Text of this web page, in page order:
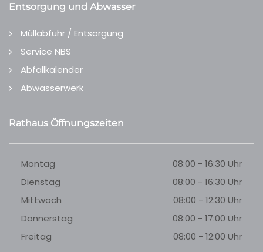
Entsorgung und Abwasser
Müllabfuhr / Entsorgung
Service NBS
Abfallkalender
Abwasserwerk
Rathaus Öffnungszeiten
Montag
08:00 - 16:30 Uhr
Dienstag
08:00 - 16:30 Uhr
Mittwoch
08:00 - 12:30 Uhr
Donnerstag
08:00 - 17:00 Uhr
Freitag
08:00 - 12:00 Uhr